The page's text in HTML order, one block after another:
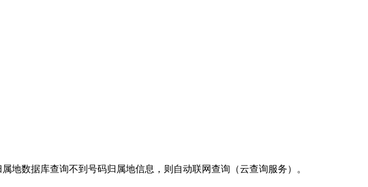
地数据库查询不到号码归属地信息，则自动联网查询（云查询服务）。